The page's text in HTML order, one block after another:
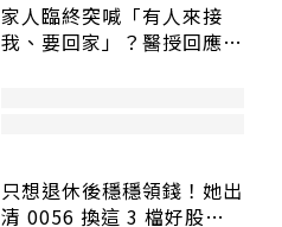
家人臨終突喊「有人來接
我、要回家」？醫授回應方
只想退休後穩穩領錢！她出
清 0056 換這 3 檔好股：